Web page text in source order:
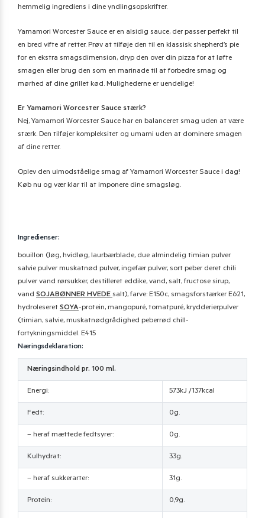
hemmelig ingrediens i dine yndlingsopskrifter.
Yamamori Worcester Sauce er en alsidig sauce, der passer perfekt til
en bred vifte af retter. Prøv at tilføje den til en klassisk shepherd’s pie
for en ekstra smagsdimension, dryp den over din pizza for at løfte
smagen eller brug den som en marinade til at forbedre smag og
mørhed af dine grillet kød. Mulighederne er uendelige!
Er Yamamori Worcester Sauce stærk?
Nej, Yamamori Worcester Sauce har en balanceret smag uden at være
stærk. Den tilføjer kompleksitet og umami uden at dominere smagen
af dine retter.
Oplev den uimodståelige smag af Yamamori Worcester Sauce i dag!
Køb nu og vær klar til at imponere dine smagsløg.
Ingredienser:
bouillon (løg, hvidløg, laurbærblade, due almindelig timian pulver
salvie pulver muskatnød pulver, ingefær pulver, sort peber deret chili
pulver vand rørsukker, destilleret eddike, vand, salt, fructose sirup,
vand SOJABØNNER HVEDE salt), farve: E150c, smagsforstærker E621,
hydroleseret SOYA-protein, mangopuré, tomatpuré, krydderierpulver
(timian, salvie, muskatnødgrådighed peberrød chill-
fortykningsmiddel. E415
Næringsdeklaration:
Næringsindhold pr. 100 ml.
Energi: 573kJ /137kcal
Fedt: 0g.
– heraf mættede fedtsyrer: 0g.
Kulhydrat: 33g.
– heraf sukkerarter: 31g.
Protein: 0,9g.